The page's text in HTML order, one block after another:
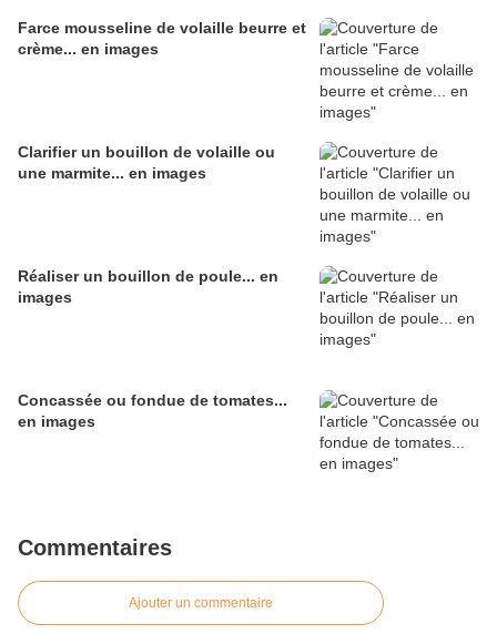
Farce mousseline de volaille beurre et
crème... en images
Clarifier un bouillon de volaille ou
une marmite... en images
Réaliser un bouillon de poule... en
images
Concassée ou fondue de tomates...
en images
Commentaires
Ajouter un commentaire